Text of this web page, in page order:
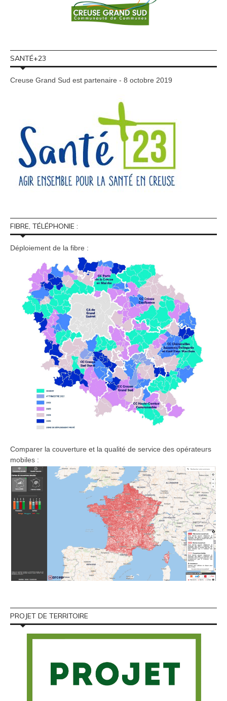
SANTÉ+23
Creuse Grand Sud est partenaire - 8 octobre 2019
FIBRE, TÉLÉPHONIE :
Déploiement de la fibre :
Comparer la couverture et la qualité de service des opérateurs
mobiles :
PROJET DE TERRITOIRE